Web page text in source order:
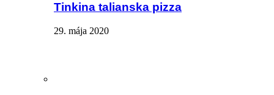
Tinkina talianska pizza
29. mája 2020